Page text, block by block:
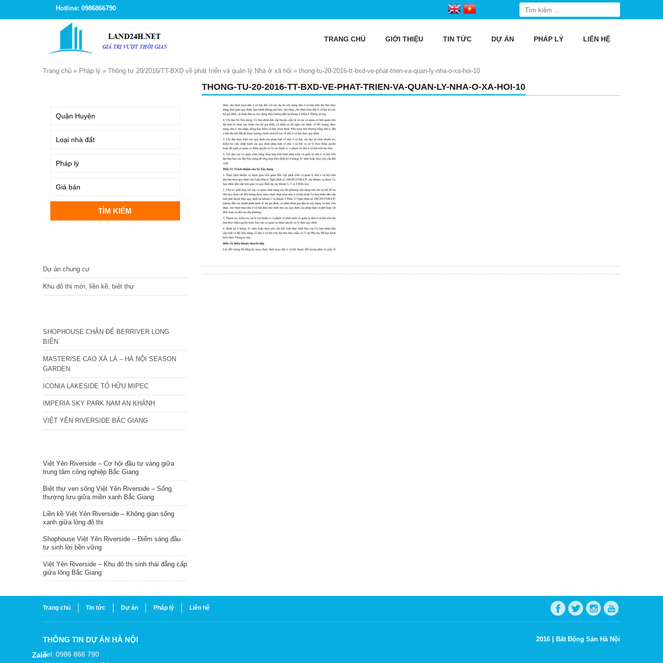
Hotline: 0986866790
TRANG CHỦ GIỚI THIỆU TIN TỨC DỰ ÁN PHÁP LÝ LIÊN HỆ
Trang chủ » Pháp lý » Thông tư 20/2016/TT-BXD về phát triển và quản lý Nhà ở xã hội » thong-tu-20-2016-tt-bxd-ve-phat-trien-va-quan-ly-nha-o-xa-hoi-10
THONG-TU-20-2016-TT-BXD-VE-PHAT-TRIEN-VA-QUAN-LY-NHA-O-XA-HOI-10
Dự án chung cư
Khu đô thị mới, liền kề, biệt thự
SHOPHOUSE CHÂN ĐẾ BERRIVER LONG
BIÊN
MASTERISE CAO XÀ LÁ – HÀ NỘI SEASON
GARDEN
ICONIA LAKESIDE TỐ HỮU MIPEC
IMPERIA SKY PARK NAM AN KHÁNH
VIỆT YÊN RIVERSIDE BẮC GIANG
Việt Yên Riverside – Cơ hội đầu tư vàng giữa
trung tâm công nghiệp Bắc Giang
Biệt thự ven sông Việt Yên Riverside – Sống
thượng lưu giữa miền xanh Bắc Giang
Liền kề Việt Yên Riverside – Không gian sống
xanh giữa lòng đô thị
Shophouse Việt Yên Riverside – Điểm sáng đầu
tư sinh lời bền vững
Việt Yên Riverside – Khu đô thị sinh thái đẳng cấp
giữa lòng Bắc Giang
Trang chủ Tin tức Dự án Pháp lý Liên hệ
THÔNG TIN DỰ ÁN HÀ NỘI
Tel: 0986 866 790
2016 | Bất Động Sản Hà Nội
Zalo